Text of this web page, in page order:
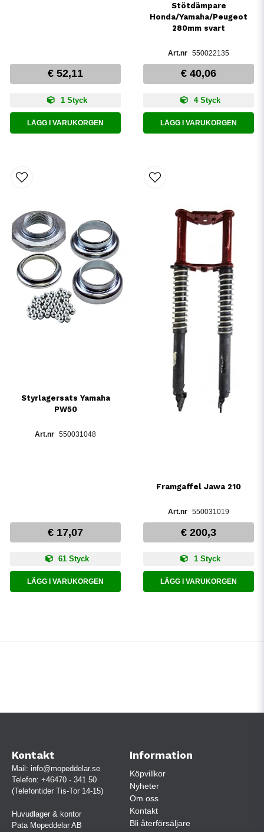
€ 52,11
1 Styck
LÄGG I VARUKORGEN
Stötdämpare
Honda/Yamaha/Peugeot
280mm svart
550022135
€ 40,06
4 Styck
LÄGG I VARUKORGEN
Styrlagersats Yamaha
PW50
550031048
€ 17,07
61 Styck
LÄGG I VARUKORGEN
Framgaffel Jawa 210
550031019
€ 200,3
1 Styck
LÄGG I VARUKORGEN
Kontakt
Mail: info@mopeddelar.se
Telefon: +46470 - 341 50
(Telefontider Tis-Tor 14-15)
Huvudlager & kontor
Pata Mopeddelar AB
Information
Köpvillkor
Nyheter
Om oss
Kontakt
Bli återförsäljare